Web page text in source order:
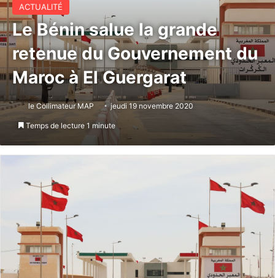
ACTUALITÉ
Le Bénin salue la grande
retenue du Gouvernement du
Maroc à El Guergarat
le Collimateur MAP jeudi 19 novembre 2020
Temps de lecture 1 minute